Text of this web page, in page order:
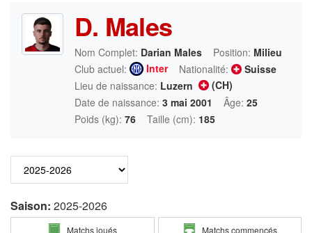
D. Males
Nom Complet: Darian Males Position: Milieu
Club actuel:
Inter Nationalité:
Suisse
Lieu de naissance: Luzern
(CH)
Date de naissance: 3 mai 2001 Âge: 25
Poids (kg): 76 Taille (cm): 185
Saison: 2025-2026
Matchs joués Matchs commencés